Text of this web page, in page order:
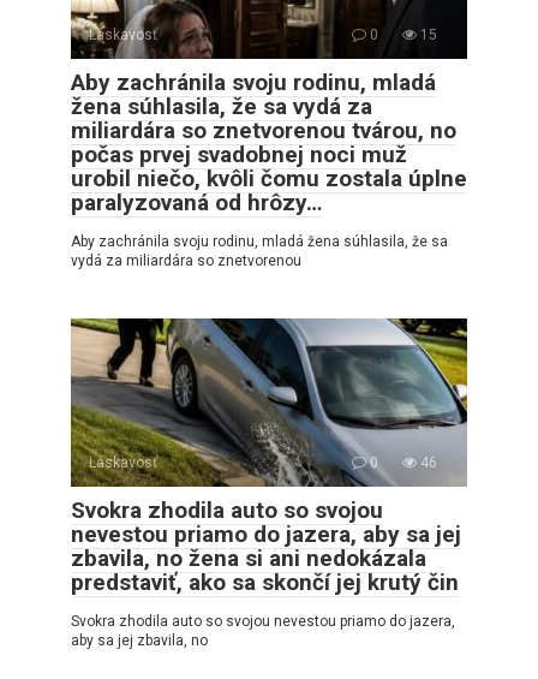
Láskavosť 0 15
Aby zachránila svoju rodinu, mladá
žena súhlasila, že sa vydá za
miliardára so znetvorenou tvárou, no
počas prvej svadobnej noci muž
urobil niečo, kvôli čomu zostala úplne
paralyzovaná od hrôzy…
Aby zachránila svoju rodinu, mladá žena súhlasila, že sa
vydá za miliardára so znetvorenou
Láskavosť 0 46
Svokra zhodila auto so svojou
nevestou priamo do jazera, aby sa jej
zbavila, no žena si ani nedokázala
predstaviť, ako sa skončí jej krutý čin
Svokra zhodila auto so svojou nevestou priamo do jazera,
aby sa jej zbavila, no